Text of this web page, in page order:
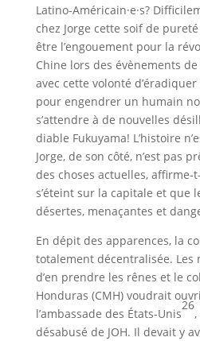
Latino-Américain·e·s?
chez Jorge cette soif de
être l’engouement pour la
Chine lors des évènements
avec cette volonté
pour engendrer un humain
s’attendre à de nouvelles
diable Fukuyama! L’histoire
Jorge, de son côté, n’est pas
des choses actuelles,
s’éteint sur la capitale et que
désertes, menaçantes et
En dépit des apparences, la
totalement décentralisée.
d’en prendre les rênes et le
Honduras (CMH) voudrait
l’ambassade des États-Unis
26
désabusé de JOH. Il devait y